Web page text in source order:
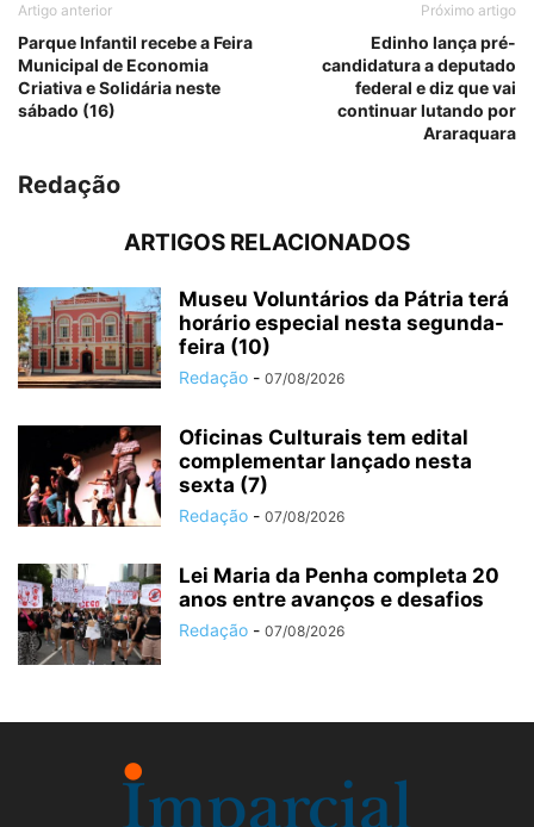
Artigo anterior
Parque Infantil recebe a Feira
Municipal de Economia
Criativa e Solidária neste
sábado (16)
Próximo artigo
Edinho lança pré-
candidatura a deputado
federal e diz que vai
continuar lutando por
Araraquara
Redação
ARTIGOS RELACIONADOS
Museu Voluntários da Pátria terá
horário especial nesta segunda-
feira (10)
Redação - 07/08/2026
Oficinas Culturais tem edital
complementar lançado nesta
sexta (7)
Redação - 07/08/2026
Lei Maria da Penha completa 20
anos entre avanços e desafios
Redação - 07/08/2026